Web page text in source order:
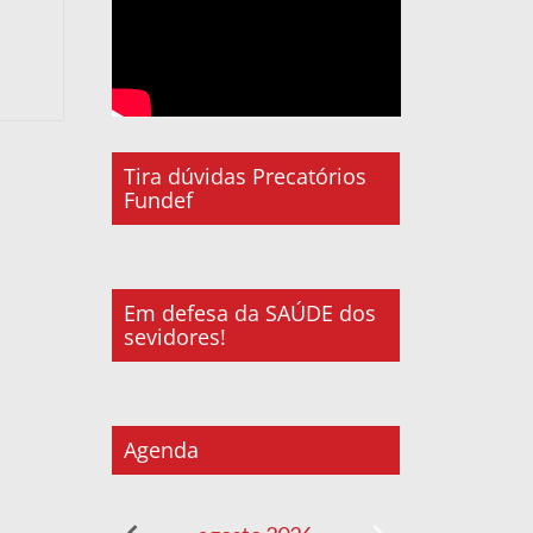
Tira dúvidas Precatórios
Fundef
Em defesa da SAÚDE dos
sevidores!
Agenda